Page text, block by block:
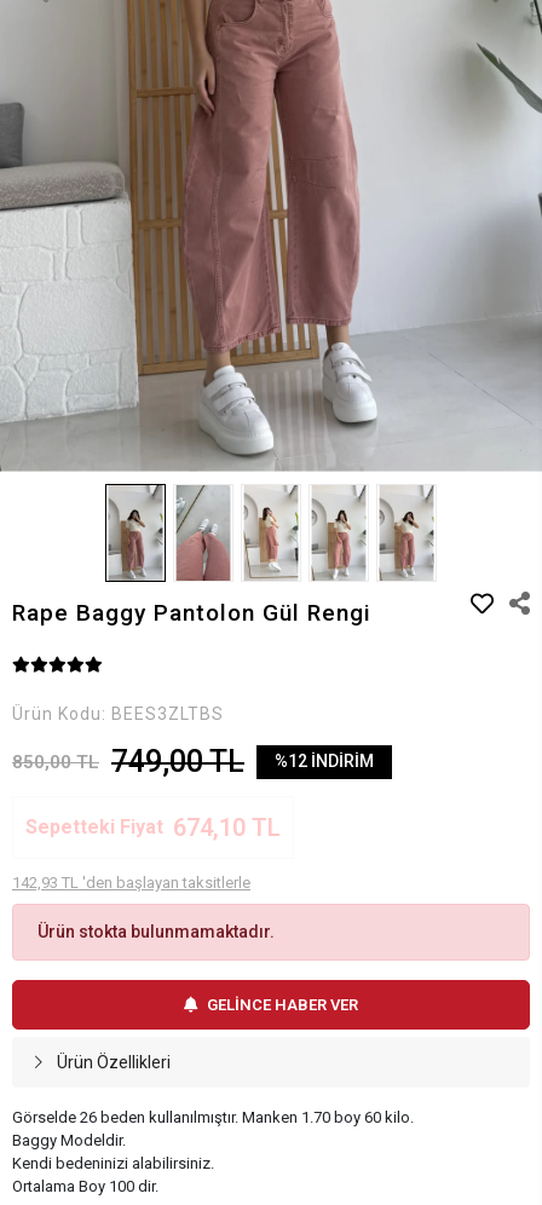
Rape Baggy Pantolon Gül Rengi
Ürün Kodu: BEES3ZLTBS
850,00 TL 749,00 TL %12 İNDİRİM
Sepetteki Fiyat 674,10 TL
142,93 TL 'den başlayan taksitlerle
Ürün stokta bulunmamaktadır.
GELİNCE HABER VER
Ürün Özellikleri
Görselde 26 beden kullanılmıştır. Manken 1.70 boy 60 kilo.
Baggy Modeldir.
Kendi bedeninizi alabilirsiniz.
Ortalama Boy 100 dir.